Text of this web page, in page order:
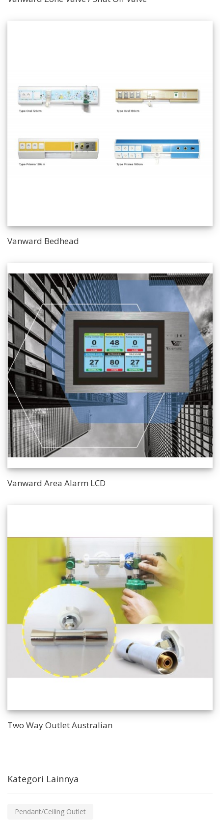
Vanward Bedhead
Vanward Area Alarm LCD
Two Way Outlet Australian
Kategori Lainnya
Pendant/Ceiling Outlet